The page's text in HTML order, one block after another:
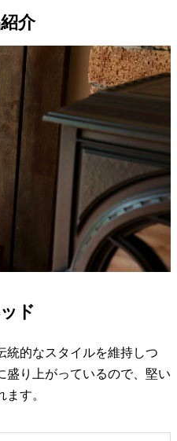
介
ド
統的なスタイルを維持しつ
盛り上がっているので、堅い
す。